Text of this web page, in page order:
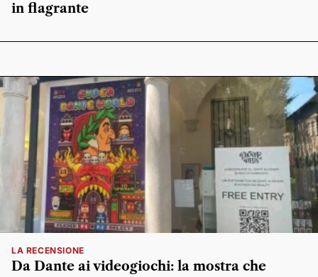
in flagrante
LA RECENSIONE
Da Dante ai videogiochi: la mostra che